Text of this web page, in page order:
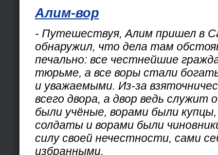
Алим-вор
- Путешествуя, Алим пришел в
обнаружил, что дела там
печально: все честнейшие
тюрьме, а все воры стали
и уважаемыми. Из-за
всего двора, а двор ведь служит
были учёные, ворами были
солдаты и ворами были
силу своей нечестности, сами
избранными.